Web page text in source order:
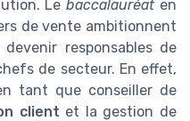
Lebaccalauréaten
de vente ambitionnent
responsables de
de secteur. En effet,
tant que conseiller de
client et la gestion de